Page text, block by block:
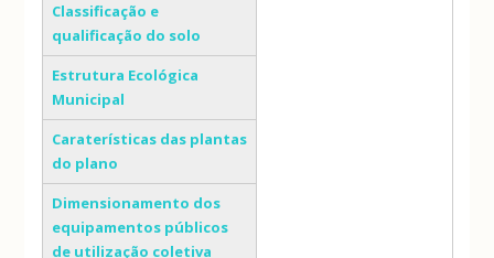
Classificação e
qualificação do solo
Estrutura Ecológica
Municipal
Caraterísticas das plantas
do plano
Dimensionamento dos
equipamentos públicos
de utilização coletiva